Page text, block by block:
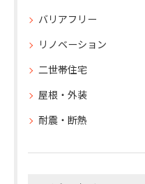
バリアフリー
リノベーション
二世帯住宅
屋根・外装
耐震・断熱